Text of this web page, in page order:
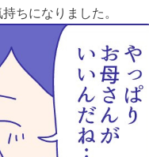
ちになりました。